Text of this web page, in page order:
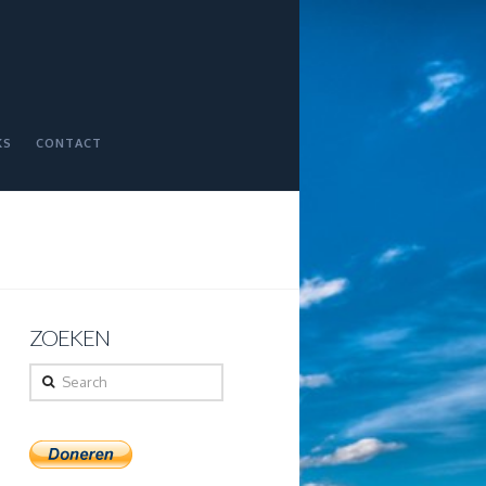
CONTACT
ZOEKEN
Search